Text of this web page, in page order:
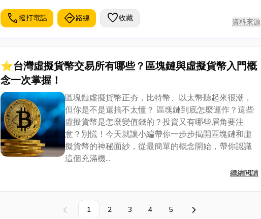
call撥打電話 directions路線 favorite收藏 資料來源
⭐台灣虛擬貨幣交易所有哪些？區塊鏈與虛擬貨幣入門概
念一次掌握！
區塊鏈虛擬貨幣正夯，比特幣、以太幣聽起來很潮，
但你是不是還搞不太懂？ 區塊鏈到底怎麼運作？這些
虛擬貨幣是怎麼變值錢的？投資又有哪些眉角要注
意？別慌！今天就讓小編帶你一步步揭開區塊鏈和虛
擬貨幣的神秘面紗，從最簡單的概念開始，帶你認識
這個充滿機...
繼續閱讀
上一頁 1 2 3 4 5 下一頁